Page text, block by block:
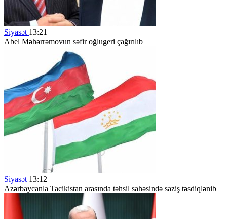
Siyasət 13:21
Abel Məhərrəmovun səfir oğlugeri çağırılıb
Siyasət 13:12
Azərbaycanla Tacikistan arasında təhsil sahəsində saziş təsdiqlənib